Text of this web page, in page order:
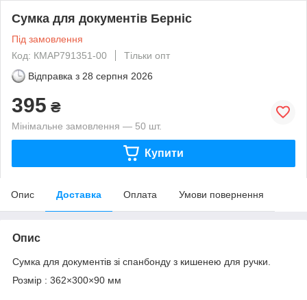
Сумка для документів Берніс
Під замовлення
Код: КМAP791351-00
Тільки опт
Відправка з 28 серпня 2026
395 ₴
Мінімальне замовлення — 50 шт.
Купити
Опис Доставка Оплата Умови повернення
Опис
Сумка для документів зі спанбонду з кишенею для ручки.
Розмір : 362×300×90 мм